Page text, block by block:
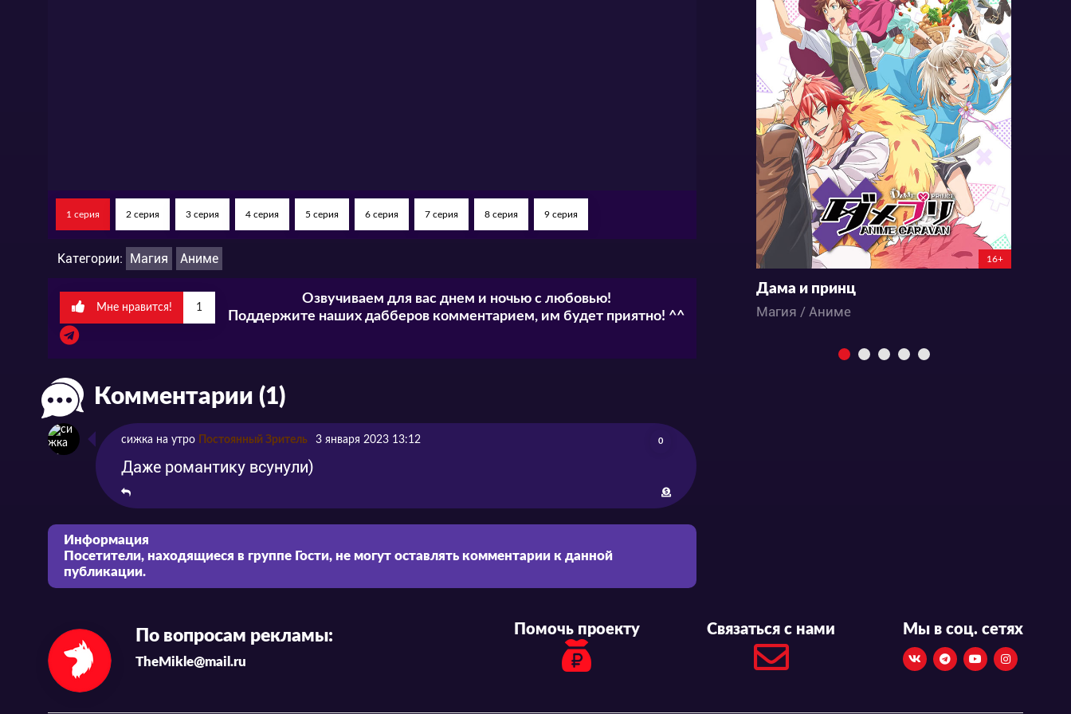
1 серия 2 серия 3 серия 4 серия 5 серия 6 серия 7 серия 8 серия 9 серия
Категории: Магия Аниме
Мне нравится! 1
Озвучиваем для вас днем и ночью с любовью!
Поддержите наших дабберов комментарием, им будет приятно! ^^
Комментарии (1)
сижка на утро Постоянный Зритель 3 января 2023 13:12 0
Даже романтику всунули)
Информация
Посетители, находящиеся в группе Гости, не могут оставлять комментарии к данной
публикации.
16+
Дама и принц
Магия / Аниме
По вопросам рекламы:
TheMikle@mail.ru
Помочь проекту Связаться с нами Мы в соц. сетях